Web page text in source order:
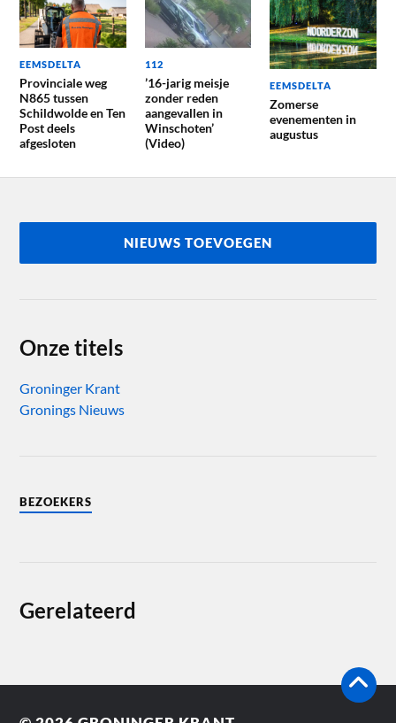
EEMSDELTA
Provinciale weg
N865 tussen
Schildwolde en Ten
Post deels
afgesloten
112
’16-jarig meisje
zonder reden
aangevallen in
Winschoten’
(Video)
EEMSDELTA
Zomerse
evenementen in
augustus
NIEUWS TOEVOEGEN
Onze titels
Groninger Krant
Gronings Nieuws
BEZOEKERS
Gerelateerd